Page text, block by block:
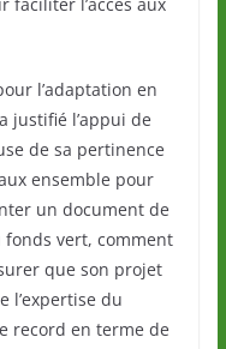
l’adaptation en
justifié l’appui de
de sa pertinence
ensemble pour
un document de
vert, comment
que son projet
l’expertise du
record en terme de